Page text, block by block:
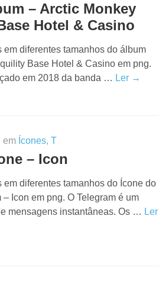
– Arctic Monkey
Hotel & Casino
em diferentes tamanhos do álbum
Base Hotel & Casino em png.
em 2018 da banda … Ler →
em Ícones, T
– Icon
em diferentes tamanhos do Ícone do
Icon em png. O Telegram é um
mensagens instantâneas. Os … Ler